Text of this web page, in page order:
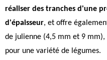
réaliser des tranches d'une
d'épaisseur, et offre
de julienne (4,5 mm et 9
pour une variété de légumes.